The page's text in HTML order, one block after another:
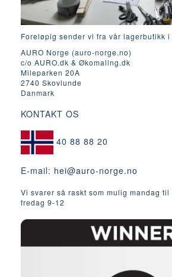
Foreløpig sender vi fra vår lagerbutikk i
AURO Norge (auro-norge.no)
c/o AURO.dk & Økomaling.dk
Mileparken 20A
2740 Skovlunde
Danmark
KONTAKT OS
40 88 88 20
E-mail: hei@auro-norge.no
Vi svarer så raskt som mulig mandag til
fredag ​​9-12